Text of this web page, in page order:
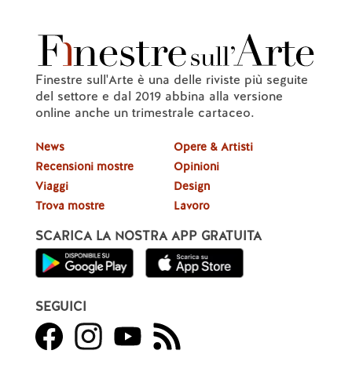
Finestre sull'Arte è una delle riviste più seguite
del settore e dal 2019 abbina alla versione
online anche un trimestrale cartaceo.
News
Recensioni mostre
Viaggi
Trova mostre
Opere & Artisti
Opinioni
Design
Lavoro
SCARICA LA NOSTRA APP GRATUITA
SEGUICI